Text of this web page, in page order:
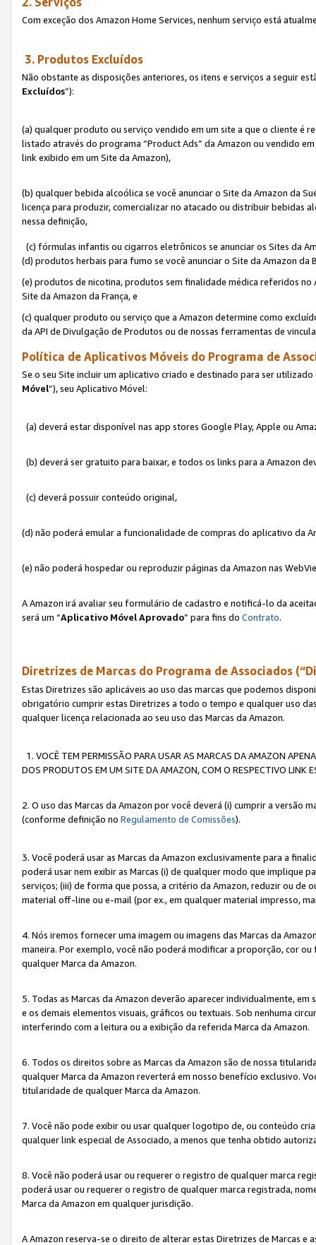
Com exceção dos Amazon Home Services, nenhum serviço está
3. Produtos Excluídos
Não obstante as disposições anteriores, os itens e serviços a seguir
Excluídos”):
(a) qualquer produto ou serviço vendido em um site a que o cliente é
listado através do programa “Product Ads” da Amazon ou vendido
link exibido em um Site da Amazon),
(b) qualquer bebida alcoólica se você anunciar o Site da Amazon da
licença para produzir, comercializar no atacado ou distribuir bebidas
nessa definição,
(c) fórmulas infantis ou cigarros eletrônicos se anunciar os Sites da
(d) produtos herbais para fumo se você anunciar o Site da Amazon da
(e) produtos de nicotina, produtos sem finalidade médica referidos no
Site da Amazon da França, e
(c) qualquer produto ou serviço que a Amazon determine como
da API de Divulgação de Produtos ou de nossas ferramentas de
Política de Aplicativos Móveis do Programa de
Se o seu Site incluir um aplicativo criado e destinado para ser
Móvel”), seu Aplicativo Móvel:
(a) deverá estar disponível nas app stores Google Play, Apple ou
(b) deverá ser gratuito para baixar, e todos os links para a Amazon
(c) deverá possuir conteúdo original,
(d) não poderá emular a funcionalidade de compras do aplicativo da
(e) não poderá hospedar ou reproduzir páginas da Amazon nas
A Amazon irá avaliar seu formulário de cadastro e notificá-lo da
será um “Aplicativo Móvel Aprovado” para fins do Contrato.
Diretrizes de Marcas do Programa de Associados
Estas Diretrizes são aplicáveis ao uso das marcas que podemos
obrigatório cumprir estas Diretrizes a todo o tempo e qualquer uso
qualquer licença relacionada ao seu uso das Marcas da Amazon.
1. VOCÊ TEM PERMISSÃO PARA USAR AS MARCAS DA AMAZON
DOS PRODUTOS EM UM SITE DA AMAZON, COM O RESPECTIVO LINK
2. O uso das Marcas da Amazon por você deverá (i) cumprir a versão
(conforme definição no Regulamento de Comissões).
3. Você poderá usar as Marcas da Amazon exclusivamente para a
poderá usar nem exibir as Marcas (i) de qualquer modo que implique
serviços; (iii) de forma que possa, a critério da Amazon, reduzir ou de
material off-line ou e-mail (por ex., em qualquer material impresso,
4. Nós iremos fornecer uma imagem ou imagens das Marcas da
maneira. Por exemplo, você não poderá modificar a proporção, cor
qualquer Marca da Amazon.
5. Todas as Marcas da Amazon deverão aparecer individualmente,
e os demais elementos visuais, gráficos ou textuais. Sob nenhuma
interferindo com a leitura ou a exibição da referida Marca da Amazon.
6. Todos os direitos sobre as Marcas da Amazon são de nossa
qualquer Marca da Amazon reverterá em nosso benefício exclusivo.
titularidade de qualquer Marca da Amazon.
7. Você não pode exibir ou usar qualquer logotipo de, ou conteúdo
qualquer link especial de Associado, a menos que tenha obtido
8. Você não poderá usar ou requerer o registro de qualquer marca
poderá usar ou requerer o registro de qualquer marca registrada,
Marca da Amazon em qualquer jurisdição.
A Amazon reserva-se o direito de alterar estas Diretrizes de Marcas e